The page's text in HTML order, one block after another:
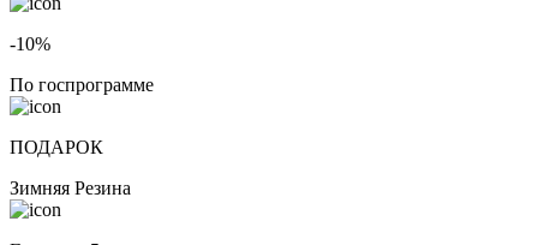
-10%
По госпрограмме
ПОДАРОК
Зимняя Резина